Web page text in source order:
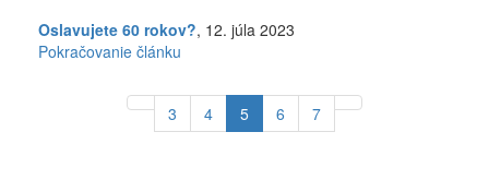
Oslavujete 60 rokov?, 12. júla 2023
Pokračovanie článku
3 4 5 6 7